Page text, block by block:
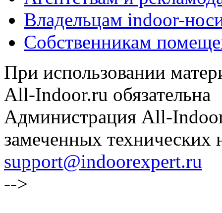
Владельцам indoor-
Собственникам
При использовании
All-Indoor.ru обязательна
Администрация All-
замеченных технических
support@indoorexpert.ru
-->